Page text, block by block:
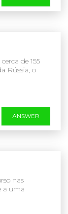
de 155
Rússia, o
ANSWER
nas
a uma